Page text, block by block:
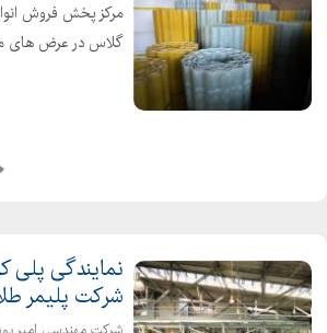
مرکز پخش فروش
گلاس در عرض های
نمایندگی پلی
شرکت پلیمر